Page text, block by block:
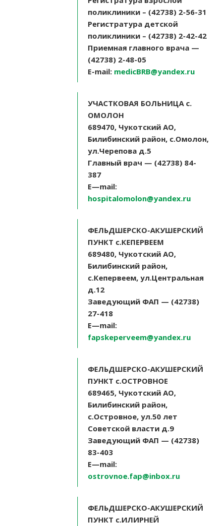
поликлиники – (42738) 2-56-31
Регистратура детской
поликлиники – (42738) 2-42-42
Приемная главного врача —
(42738) 2-48-05
E-mail: medicBRB@yandex.ru
УЧАСТКОВАЯ БОЛЬНИЦА c.
ОМОЛОН
689470, Чукотский АО,
Билибинский район, с.Омолон,
ул.Черепова д.5
Главный врач — (42738) 84-
387
E—mail:
hospitalomolon@yandex.ru
ФЕЛЬДШЕРСКО-АКУШЕРСКИЙ
ПУНКТ с.КЕПЕРВЕЕМ
689480, Чукотский АО,
Билибинский район,
с.Кепервеем, ул.Центральная
д.12
Заведующий ФАП — (42738)
27-418
E—mail:
fapskeperveem@yandex.ru
ФЕЛЬДШЕРСКО-АКУШЕРСКИЙ
ПУНКТ с.ОСТРОВНОЕ
689465, Чукотский АО,
Билибинский район,
с.Островное, ул.50 лет
Советской власти д.9
Заведующий ФАП — (42738)
83-403
E—mail:
ostrovnoe.fap@inbox.ru
ФЕЛЬДШЕРСКО-АКУШЕРСКИЙ
ПУНКТ с.ИЛИРНЕЙ